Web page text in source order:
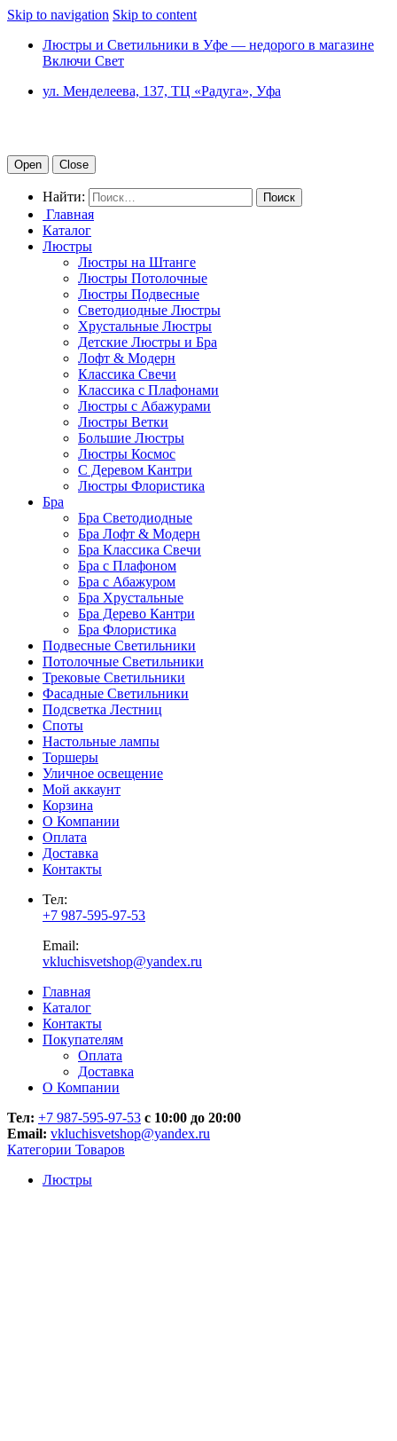
Skip to navigation Skip to content
Люстры и Светильники в Уфе — недорого в магазине
Включи Свет
ул. Менделеева, 137, ТЦ «Радуга», Уфа
Open Close
Найти:
Главная
Каталог
Люстры
Люстры на Штанге
Люстры Потолочные
Люстры Подвесные
Светодиодные Люстры
Хрустальные Люстры
Детские Люстры и Бра
Лофт & Модерн
Классика Свечи
Классика с Плафонами
Люстры с Абажурами
Люстры Ветки
Большие Люстры
Люстры Космос
С Деревом Кантри
Люстры Флористика
Бра
Бра Светодиодные
Бра Лофт & Модерн
Бра Классика Свечи
Бра с Плафоном
Бра с Абажуром
Бра Хрустальные
Бра Дерево Кантри
Бра Флористика
Подвесные Светильники
Потолочные Светильники
Трековые Светильники
Фасадные Светильники
Подсветка Лестниц
Споты
Настольные лампы
Торшеры
Уличное освещение
Мой аккаунт
Корзина
О Компании
Оплата
Доставка
Контакты
Тел:
+7 987-595-97-53
Email:
vkluchisvetshop@yandex.ru
Главная
Каталог
Контакты
Покупателям
Оплата
Доставка
О Компании
Тел: +7 987-595-97-53 с 10:00 до 20:00
Email: vkluchisvetshop@yandex.ru
Категории Товаров
Люстры